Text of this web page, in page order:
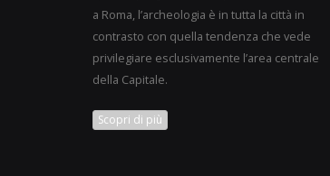
a Roma, l’archeologia è in tutta la città in
contrasto con quella tendenza che vede
privilegiare esclusivamente l’area centrale
della Capitale.
Scopri di più